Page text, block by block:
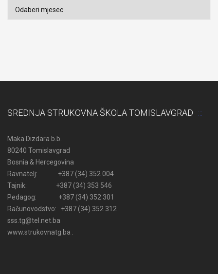
Arhiva
SREDNJA STRUKOVNA ŠKOLA TOMISLAVGRAD
Maka Dizdara b.b.
80240 Tomislavgrad
Bosnia & Hercegovina
Ravnatelj: +387 (34) 352 004
Tajnik: +387 (34) 353 546
Pedagog: +387 (34) 352 301
Računovodstvo: +387 (34) 352 312
sss.tg@tel.net.ba
www.strukovnatg.ba .